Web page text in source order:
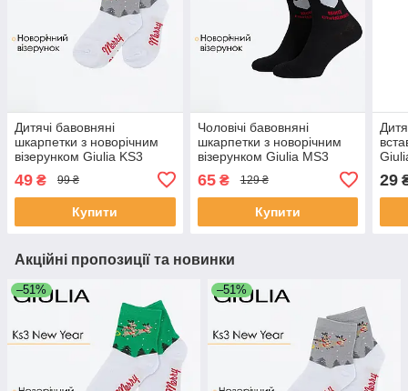
Дитячі бавовняні
шкарпетки з новорічним
візерунком Giulia KS3
Multicolor-white/silver,
шкапертки з малюнком
49 ₴ 99 ₴
Купити
Чоловічі бавовняні
шкарпетки з новорічним
візерунком Giulia MS3
Black-black, високі
шкарпетки
65₴ 129 ₴
Купити
29
Акційні пропозиції та новинки
–51% –51%